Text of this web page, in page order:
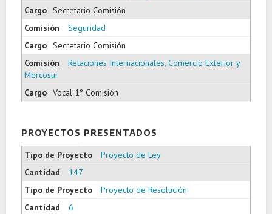
Secretario Comisión
Seguridad
Secretario Comisión
Relaciones Internacionales, Comercio Exterior y
Mercosur
Vocal 1° Comisión
PROYECTOS PRESENTADOS
Proyecto de Ley
147
Proyecto de Resolución
6